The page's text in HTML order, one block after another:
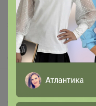
Написать в поддержку
Защита покупателя
Помощь
О нас
Все предложения
Анонсы
Атлантика